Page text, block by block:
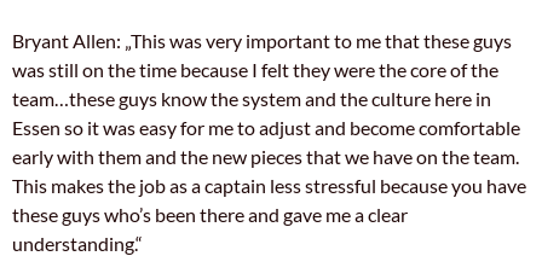
Bryant Allen: „This was very important to me that these guys
was still on the time because I felt they were the core of the
team…these guys know the system and the culture here in
Essen so it was easy for me to adjust and become comfortable
early with them and the new pieces that we have on the team.
This makes the job as a captain less stressful because you have
these guys who’s been there and gave me a clear
understanding.“